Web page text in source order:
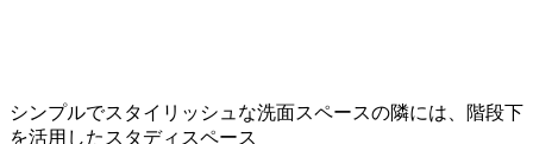
シンプルでスタイリッシュな洗面スペースの隣には、階段下
を活用したスタディスペース